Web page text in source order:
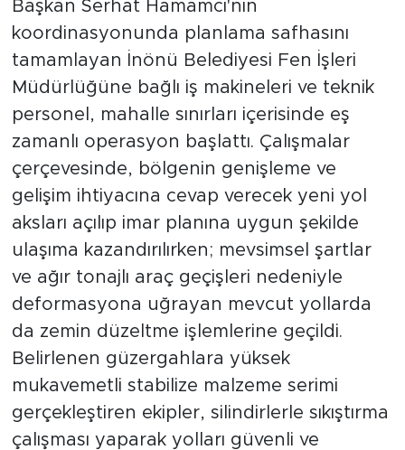
Başkan Serhat Hamamcı'nın
koordinasyonunda planlama safhasını
tamamlayan İnönü Belediyesi Fen İşleri
Müdürlüğüne bağlı iş makineleri ve teknik
personel, mahalle sınırları içerisinde eş
zamanlı operasyon başlattı. Çalışmalar
çerçevesinde, bölgenin genişleme ve
gelişim ihtiyacına cevap verecek yeni yol
aksları açılıp imar planına uygun şekilde
ulaşıma kazandırılırken; mevsimsel şartlar
ve ağır tonajlı araç geçişleri nedeniyle
deformasyona uğrayan mevcut yollarda
da zemin düzeltme işlemlerine geçildi.
Belirlenen güzergahlara yüksek
mukavemetli stabilize malzeme serimi
gerçekleştiren ekipler, silindirlerle sıkıştırma